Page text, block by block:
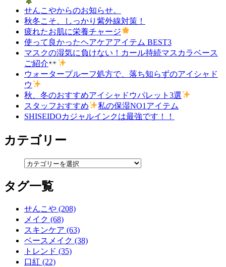
せんこやからのお知らせ。
秋冬こそ、しっかり紫外線対策！
疲れたお肌に栄養チャージ
使って良かったヘアケアアイテム BEST3
マスクの湿気に負けない！カール持続マスカラベース
ご紹介
ウォータープルーフ処方で、落ち知らずのアイシャド
ウ
秋、冬のおすすめアイシャドウパレット3選
スタッフおすすめ
私の保湿NO1アイテム
SHISEIDOカジャルインクは最強です！！
カテゴリー
タグ一覧
せんこや (208)
メイク (68)
スキンケア (63)
ベースメイク (38)
トレンド (35)
口紅 (22)